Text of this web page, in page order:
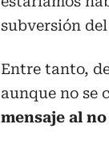
subversión
Entre tanto,
aunque no se
mensaje al